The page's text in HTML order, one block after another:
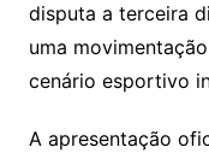
disputa a terceira
uma
cenário esportivo
A apresentação